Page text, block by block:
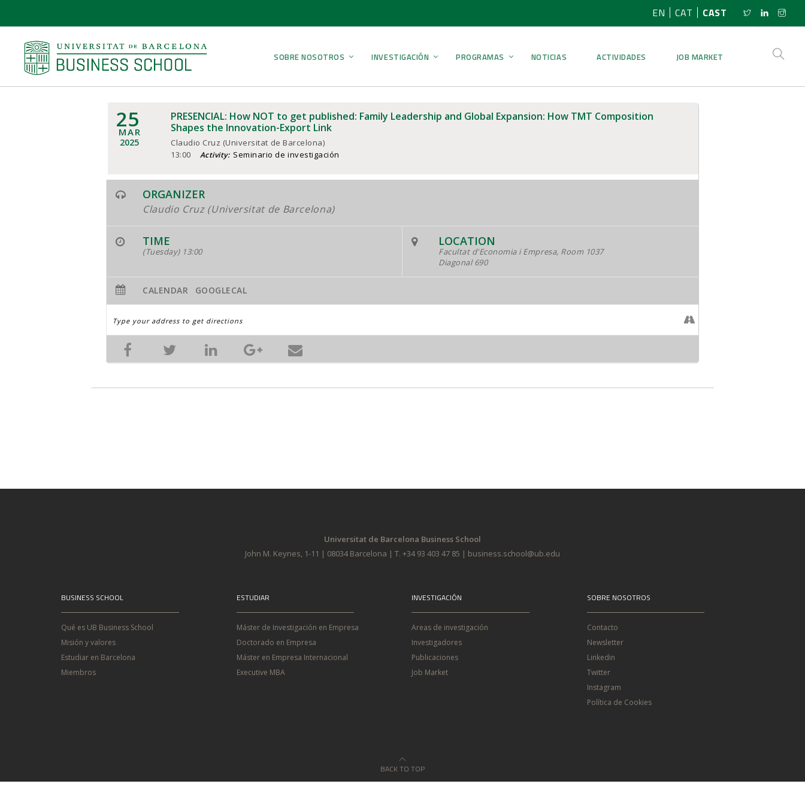
EN CAT CAST
SOBRE NOSOTROS INVESTIGACIÓN PROGRAMAS NOTICIAS ACTIVIDADES JOB MARKET
25
MAR
2025
PRESENCIAL: How NOT to get published: Family Leadership and Global Expansion: How TMT Composition
Shapes the Innovation-Export Link
Claudio Cruz (Universitat de Barcelona)
13:00
Activity: Seminario de investigación
ORGANIZER
Claudio Cruz (Universitat de Barcelona)
TIME
(Tuesday) 13:00
LOCATION
Facultat d'Economia i Empresa, Room 1037
Diagonal 690
CALENDAR GOOGLECAL
Universitat de Barcelona Business School
John M. Keynes, 1-11 | 08034 Barcelona | T. +34 93 403 47 85 | business.school@ub.edu
BUSINESS SCHOOL
Qué es UB Business School
Misión y valores
Estudiar en Barcelona
Miembros
ESTUDIAR
Máster de Investigación en Empresa
Doctorado en Empresa
Máster en Empresa Internacional
Executive MBA
INVESTIGACIÓN
Areas de investigación
Investigadores
Publicaciones
Job Market
SOBRE NOSOTROS
Contacto
Newsletter
Linkedin
Twitter
Instagram
Política de Cookies
BACK TO TOP